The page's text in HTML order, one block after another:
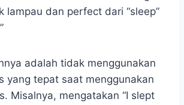
lampau dan perfect dari “sleep”
adalah tidak menggunakan
yang tepat saat menggunakan
Misalnya, mengatakan “I slept